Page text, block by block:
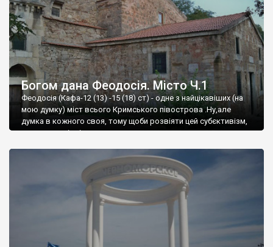
Богом дана Феодосія. Місто Ч.1
Феодосія (Кафа-12 (13) -15 (18) ст) - одне з найцікавіших (на
мою думку) міст всього Кримського півострова .Ну,але
думка в кожного своя, тому щоби розвіяти цей субєктивізм,
запрошую відвідати це